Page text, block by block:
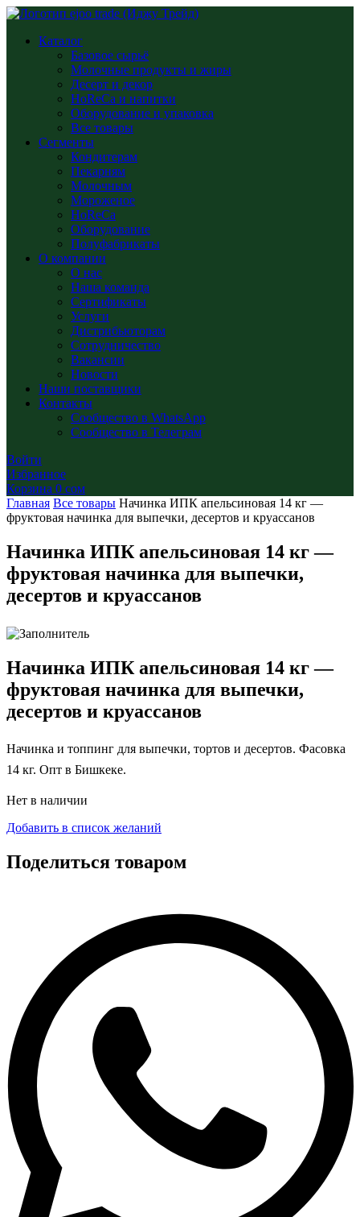
Каталог
Базовое сырьё
Молочные продукты и жиры
Десерт и декор
HoReCa и напитки
Оборудование и упаковка
Все товары
Сегменты
Кондитерам
Пекарням
Молочным
Мороженое
HoReCa
Оборудование
Полуфабрикаты
О компании
О нас
Наша команда
Сертификаты
Услуги
Дистрибьюторам
Сотрудничество
Вакансии
Новости
Наши поставщики
Контакты
Сообщество в WhatsApp
Сообщество в Телеграм
Войти
Избранное
Корзина 0 сом
Главная Все товары Начинка ИПК апельсиновая 14 кг —
фруктовая начинка для выпечки, десертов и круассанов
Начинка ИПК апельсиновая 14 кг —
фруктовая начинка для выпечки,
десертов и круассанов
Начинка ИПК апельсиновая 14 кг —
фруктовая начинка для выпечки,
десертов и круассанов
Начинка и топпинг для выпечки, тортов и десертов. Фасовка
14 кг. Опт в Бишкеке.
Нет в наличии
Добавить в список желаний
Поделиться товаром